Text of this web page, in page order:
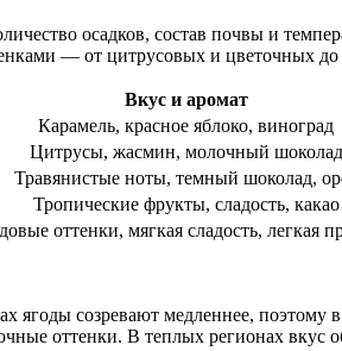
осадков, состав почвы и
— от цитрусовых и цветочных
Вкус и аромат
Карамель, красное яблоко, виноград
Цитрусы, жасмин, молочный шоколад
Травянистые ноты, темный шоколад,
Тропические фрукты, сладость, какао
оттенки, мягкая сладость, легкая
ягоды созревают медленнее, поэтому
оттенки. В теплых регионах